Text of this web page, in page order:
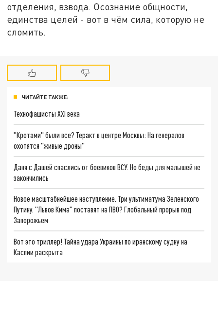
отделения, взвода. Осознание общности,
единства целей - вот в чём сила, которую не
сломить.
ЧИТАЙТЕ ТАКЖЕ:
Технофашисты XXI века
"Кротами" были все? Теракт в центре Москвы: На генералов
охотятся "живые дроны"
Даня с Дашей спаслись от боевиков ВСУ. Но беды для малышей не
закончились
Новое масштабнейшее наступление. Три ультиматума Зеленского
Путину. "Львов Кима" поставят на ПВО? Глобальный прорыв под
Запорожьем
Вот это триллер! Тайна удара Украины по иранскому судну на
Каспии раскрыта